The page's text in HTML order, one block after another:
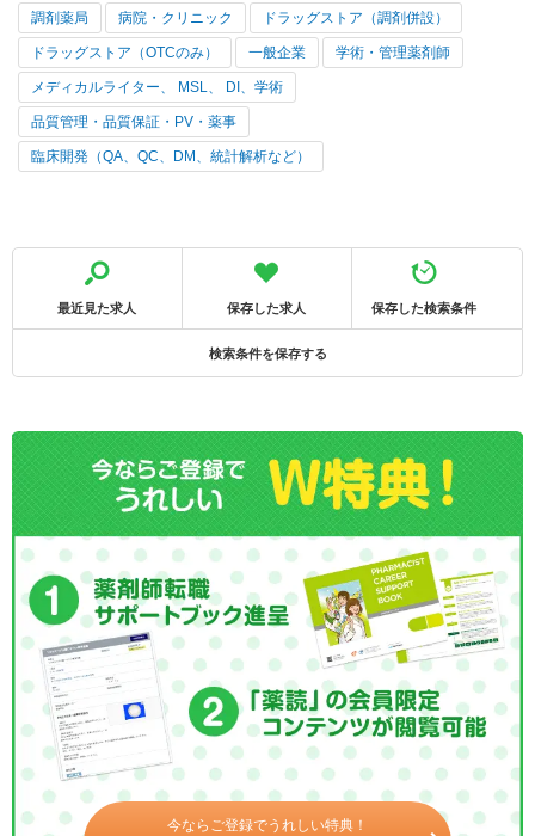
調剤薬局 病院・クリニック ドラッグストア（調剤併設）
ドラッグストア（OTCのみ） 一般企業 学術・管理薬剤師
メディカルライター、 MSL、 DI、学術
品質管理・品質保証・PV・薬事
臨床開発（QA、QC、DM、統計解析など）
最近見た求人 保存した求人 保存した検索条件
検索条件を保存する
今ならご登録でうれしい特典！